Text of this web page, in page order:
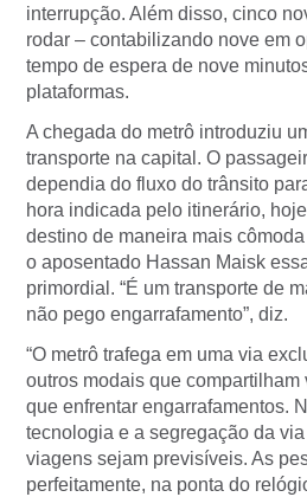
interrupção. Além disso, cinco
rodar – contabilizando nove em
tempo de espera de nove
plataformas.
A chegada do metrô introduziu
transporte na capital. O
dependia do fluxo do trânsito
hora indicada pelo itinerário,
destino de maneira mais
o aposentado Hassan Maisk
primordial. “É um transporte de
não pego engarrafamento”, diz.
“O metrô trafega em uma via
outros modais que compartilham
que enfrentar engarrafamentos.
tecnologia e a segregação da
viagens sejam previsíveis. As
perfeitamente, na ponta do